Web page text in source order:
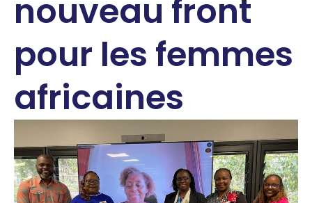
nouveau front
pour les femmes
africaines